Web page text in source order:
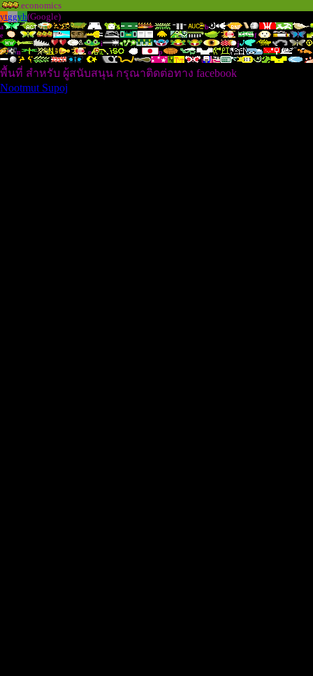
.
.economics
ytggyh(Google)
a
b
e
f
i
j
n
o
p
t
พื้นที่ สำหรับ ผู้สนับสนุน กรุณาติดต่อทาง facebook
Nootmut Supoj